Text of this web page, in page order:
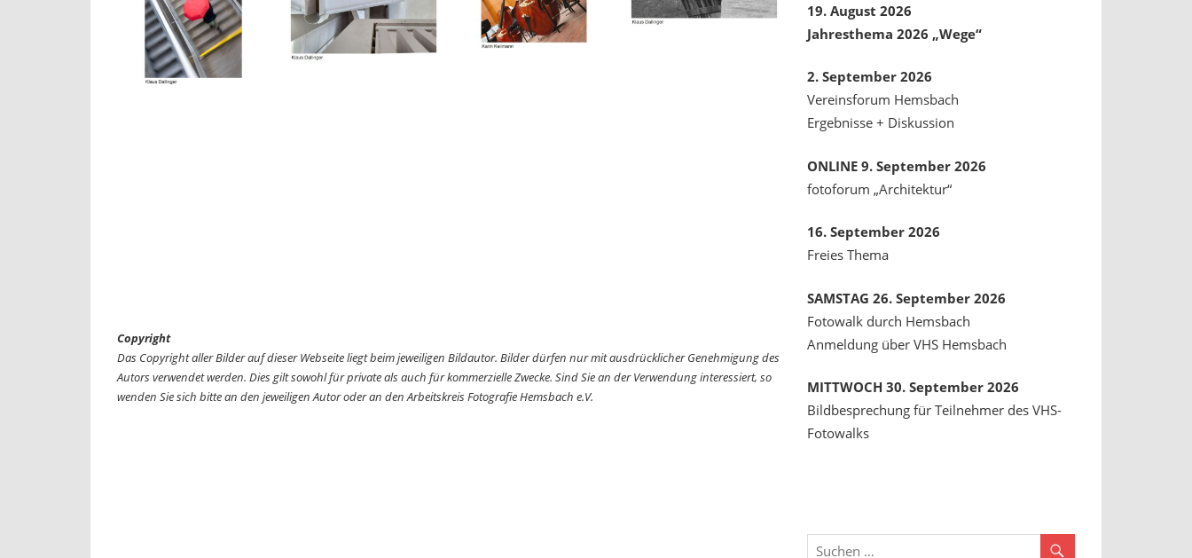
Copyright
Das Copyright aller Bilder auf dieser Webseite liegt beim jeweiligen Bildautor. Bilder dürfen nur mit ausdrücklicher Genehmigung des
Autors verwendet werden. Dies gilt sowohl für private als auch für kommerzielle Zwecke. Sind Sie an der Verwendung interessiert, so
wenden Sie sich bitte an den jeweiligen Autor oder an den Arbeitskreis Fotografie Hemsbach e.V.
19. August 2026
Jahresthema 2026 „Wege“
2. September 2026
Vereinsforum Hemsbach
Ergebnisse + Diskussion
ONLINE 9. September 2026
fotoforum „Architektur“
16. September 2026
Freies Thema
SAMSTAG 26. September 2026
Fotowalk durch Hemsbach
Anmeldung über VHS Hemsbach
MITTWOCH 30. September 2026
Bildbesprechung für Teilnehmer des VHS-
Fotowalks